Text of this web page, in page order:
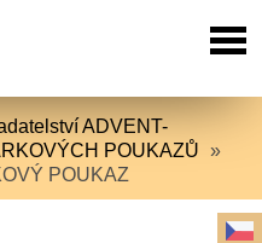
ADVENT-
POUKAZŮ »
POUKAZ